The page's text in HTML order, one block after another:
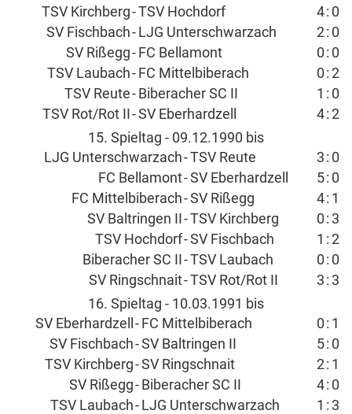
TSV Kirchberg-TSV Hochdorf 4: 0
SV Fischbach- LJG Unterschwarzach 2: 0
SV Rißegg- FC Bellamont 0 : 0
TSV Laubach- FC Mittelbiberach 0 : 2
TSV Reute- Biberacher SC II 1 : 0
TSV Rot/Rot II -SV Eberhardzell 4: 2
15. Spieltag - 09.12.1990 bis
LJG Unterschwarzach-TSV Reute 3 : 0
FC Bellamont-SV Eberhardzell 5: 0
FC Mittelbiberach-SV Rißegg 4: 1
SV Baltringen II -TSV Kirchberg 0 : 3
TSV Hochdorf-SV Fischbach 1 : 2
Biberacher SC II -TSV Laubach 0 : 0
SV Ringschnait-TSV Rot/Rot II 3 : 3
16. Spieltag - 10.03.1991 bis
SV Eberhardzell - FC Mittelbiberach 0 : 1
SV Fischbach-SV Baltringen II 5: 0
TSV Kirchberg-SV Ringschnait 2: 1
SV Rißegg- Biberacher SC II 4: 0
TSV Laubach- LJG Unterschwarzach 1 : 3